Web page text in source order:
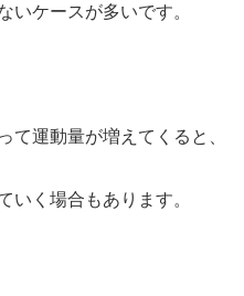
いケースが多いです。
て運動量が増えてくると、
いく場合もあります。